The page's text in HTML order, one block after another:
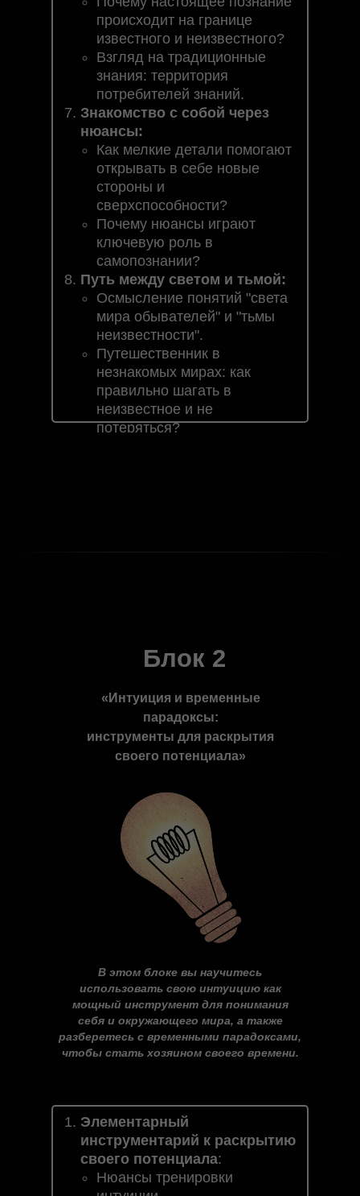
происходит на границе
известного и неизвестного?
Взгляд на традиционные
знания: территория
потребителей знаний.
Знакомство с собой через
нюансы:
Как мелкие детали помогают
открывать в себе новые
стороны и
сверхспособности?
Почему нюансы играют
ключевую роль в
самопознании?
Путь между светом и тьмой:
Осмысление понятий "света
мира обывателей" и "тьмы
неизвестности".
Путешественник в
незнакомых мирах: как
правильно шагать в
неизвестное и не
потеряться?
раскрытия.Блок 2
В этом блоке вы научитесь
использовать свою интуицию как
мощный инструмент для понимания
себя и окружающего мира, а также
разберетесь с временными парадоксами,
чтобы стать хозяином своего времени.
Элементарный
инструментарий к раскрытию
своего потенциала:
Нюансы тренировки
« Интуиция и временные
парадоксы:
инструменты для раскрытия
своего потенциала»